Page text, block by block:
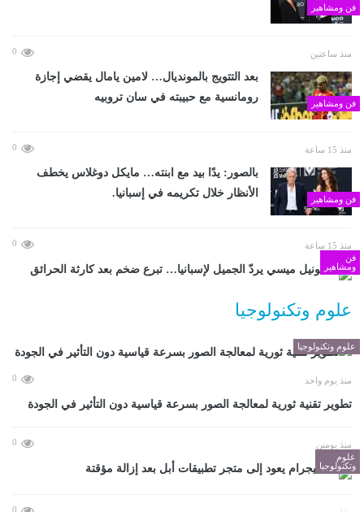
فن ومشاهير
منذ ساعتين 0
فن ومشاهير
بعد التتويج بالمونديال… لامين يامال يقضي إجازة
رومانسية مع حبيبته في سان تروبيه
منذ 15 ساعة 0
فن ومشاهير
بالصور: يدًا بيد مع ابنته… مايكل دوغلاس يخطف
الأنظار خلال تكريمه في إسبانيا.
منذ 15 ساعة
0
فن
ومشاهيرليونيل ميسي يردّ الجميل لإسبانيا… تبرع ضخم بعد كارثة الحرائق
علوم وتكنولوجيا
علوم وتكنولوجيا
منذ يوم واحد 0
تطوير تقنية ثورية لمعالجة الصور بسرعة قياسية دون التأثير في الجودة
منذ يومين
0
علوم
وتكنولوجياتيليجرام يعود إلى متجر تطبيقات أبل بعد إزالة مؤقتة
0